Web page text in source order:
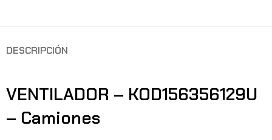
DESCRIPCIÓN
VENTILADOR – KOD156356129U
– Camiones